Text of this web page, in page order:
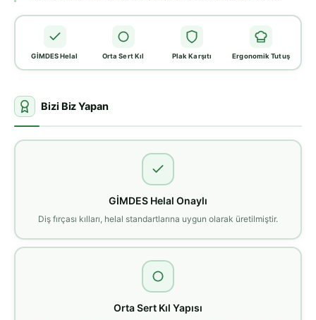
GİMDES Helal Orta Sert Kıl Plak Karşıtı Ergonomik Tutuş
Bizi Biz Yapan
GİMDES Helal Onaylı
Diş fırçası kılları, helal standartlarına uygun olarak üretilmiştir.
Orta Sert Kıl Yapısı